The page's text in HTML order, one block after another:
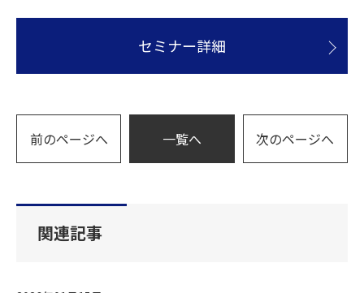
セミナー詳細
前のページへ 一覧へ 次のページへ
関連記事